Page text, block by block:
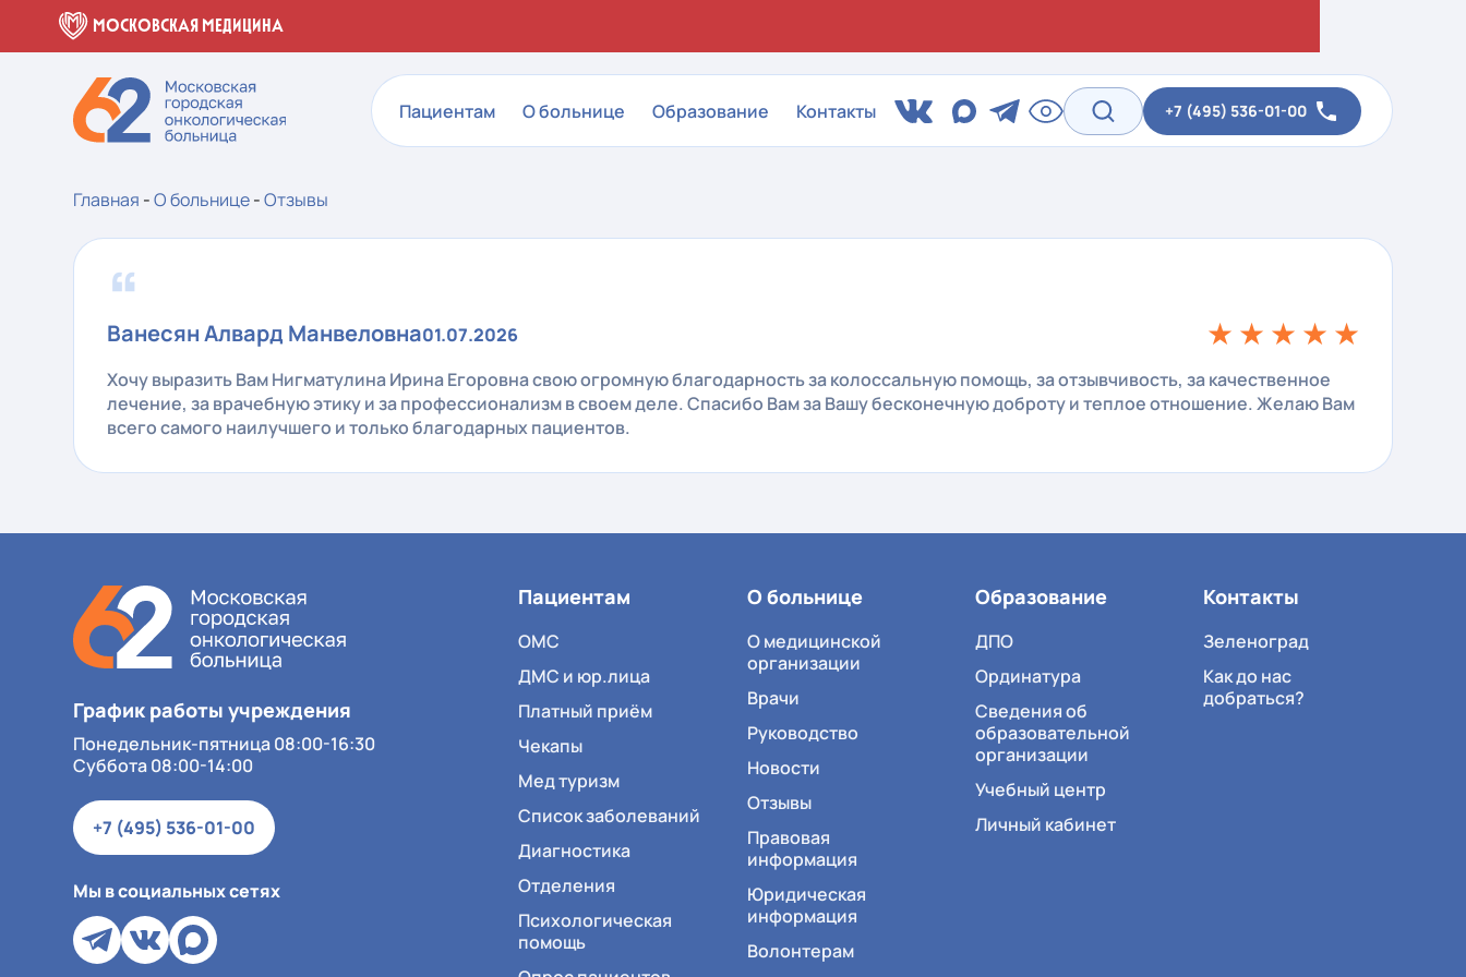
МОСКОВСКАЯ МЕДИЦИНА
Пациентам О больнице Образование Контакты +7 (495) 536-01-00
Главная -О больнице-Отзывы
“
Ванесян Алвард Манвеловна01.07.2026 ★ ★ ★ ★ ★
Хочу выразить Вам Нигматулина Ирина Егоровна свою огромную благодарность за колоссальную помощь, за отзывчивость, за качественное
лечение, за врачебную этику и за профессионализм в своем деле. Спасибо Вам за Вашу бесконечную доброту и теплое отношение. Желаю Вам
всего самого наилучшего и только благодарных пациентов.
График работы учреждения
Понедельник-пятница 08:00-16:30
Суббота 08:00-14:00
+7 (495) 536-01-00
Мы в социальных сетях
Пациентам
ОМС
ДМС и юр.лица
Платный приём
Чекапы
Мед туризм
Список заболеваний
Диагностика
Отделения
Психологическая
помощь
О больнице
О медицинской
организации
Врачи
Руководство
Новости
Отзывы
Правовая
информация
Юридическая
информация
Волонтерам
Образование
ДПО
Ординатура
Сведения об
образовательной
организации
Учебный центр
Личный кабинет
Контакты
Зеленоград
Как до нас
добраться?